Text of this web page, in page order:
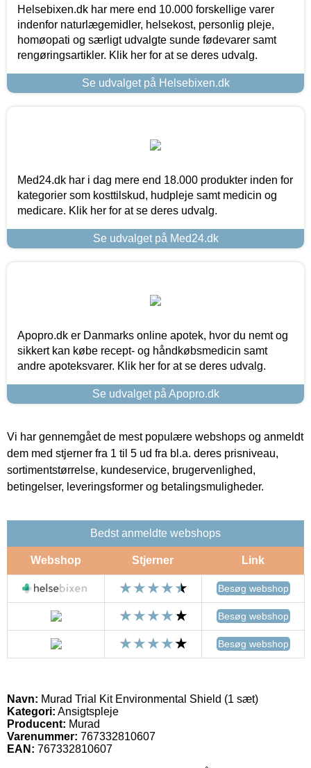
Helsebixen.dk har mere end 10.000 forskellige varer
indenfor naturlægemidler, helsekost, personlig pleje,
homøopati og særligt udvalgte sunde fødevarer samt
rengøringsartikler. Klik her for at se deres udvalg.
Se udvalget på Helsebixen.dk
Med24.dk har i dag mere end 18.000 produkter inden for
kategorier som kosttilskud, hudpleje samt medicin og
medicare. Klik her for at se deres udvalg.
Se udvalget på Med24.dk
Apopro.dk er Danmarks online apotek, hvor du nemt og
sikkert kan købe recept- og håndkøbsmedicin samt
andre apoteksvarer. Klik her for at se deres udvalg.
Se udvalget på Apopro.dk
Vi har gennemgået de mest populære webshops og anmeldt
dem med stjerner fra 1 til 5 ud fra bl.a. deres prisniveau,
sortimentstørrelse, kundeservice, brugervenlighed,
betingelser, leveringsformer og betalingsmuligheder.
Bedst anmeldte webshops
Webshop Stjerner Link
Besøg webshop
Besøg webshop
Besøg webshop
Navn: Murad Trial Kit Environmental Shield (1 sæt)
Kategori: Ansigtspleje
Producent: Murad
Varenummer: 767332810607
EAN: 767332810607